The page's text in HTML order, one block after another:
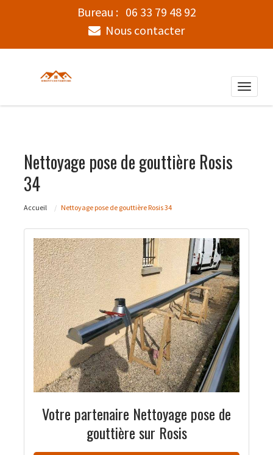
Bureau : 06 33 79 48 92
Nous contacter
Toggle
Nettoyage pose de gouttière Rosis
34
Accueil Nettoyage pose de gouttière Rosis 34
Votre partenaire Nettoyage pose de
gouttière sur Rosis